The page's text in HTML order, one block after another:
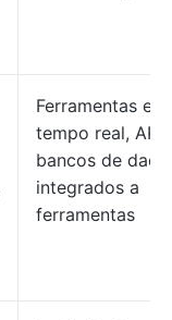
Ferramentas em
tempo real,
bancos de
integrados a
ferramentas